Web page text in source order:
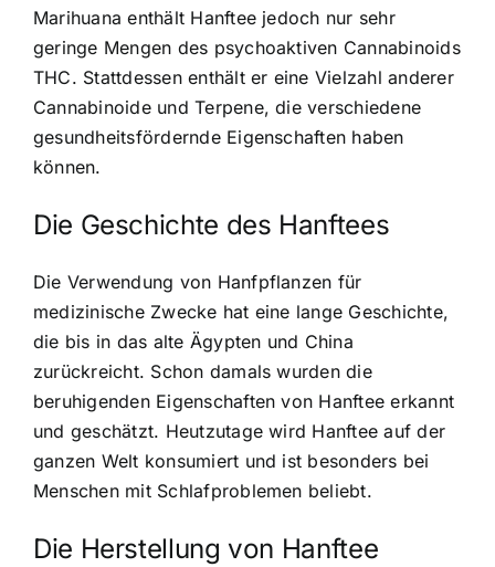
Marihuana enthält Hanftee jedoch nur sehr
geringe Mengen des psychoaktiven Cannabinoids
THC. Stattdessen enthält er eine Vielzahl anderer
Cannabinoide und Terpene, die verschiedene
gesundheitsfördernde Eigenschaften haben
können.
Die Geschichte des Hanftees
Die Verwendung von Hanfpflanzen für
medizinische Zwecke hat eine lange Geschichte,
die bis in das alte Ägypten und China
zurückreicht. Schon damals wurden die
beruhigenden Eigenschaften von Hanftee erkannt
und geschätzt. Heutzutage wird Hanftee auf der
ganzen Welt konsumiert und ist besonders bei
Menschen mit Schlafproblemen beliebt.
Die Herstellung von Hanftee